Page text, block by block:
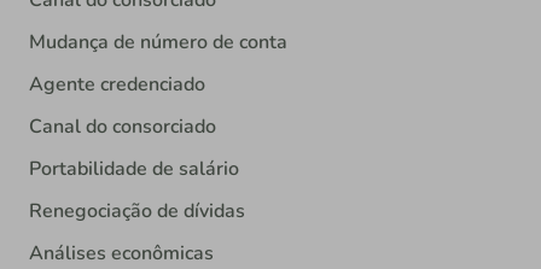
Mudança de número de conta
Agente credenciado
Canal do consorciado
Portabilidade de salário
Renegociação de dívidas
Análises econômicas